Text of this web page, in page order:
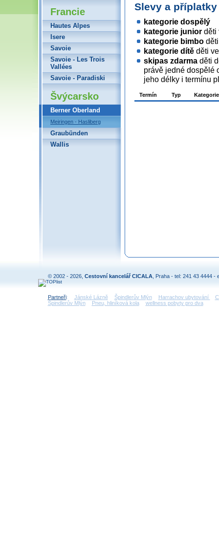
Slevy a
kategorie dospělý
kategorie junior děti
kategorie bimbo
kategorie dítě děti
skipas zdarma děti
právě jedné dospělé
jeho délky i termínu
Termín Typ Kategorie
Francie
Hautes Alpes
Isere
Savoie
Savoie - Les Trois
Vallées
Savoie - Paradiski
Švýcarsko
Berner Oberland
Meiringen - Hasliberg
Graubünden
Wallis
© 2002 - 2026, Cestovní kancelář CICALA , Praha - tel: 241 43 4444 -
Partneři: Jánské Lázně Špindlerův Mlýn Harrachov ubytování
Špindlerův Mlýn
Pneu, hliníková kola wellness pobyty pro dva